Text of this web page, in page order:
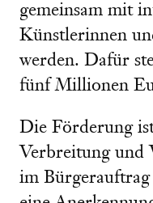
gemeinsam mit
Künstlerinnen
werden. Dafür
fünf Millionen
Die Förderung
Verbreitung und
im